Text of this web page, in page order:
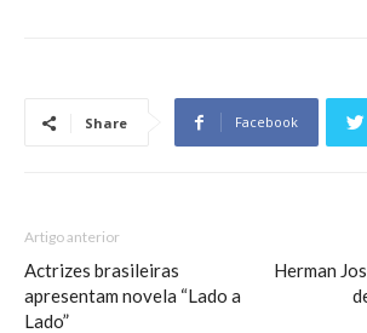
Share Facebook
Artigo anterior
Actrizes brasileiras
apresentam novela “Lado a
Lado”
Herman